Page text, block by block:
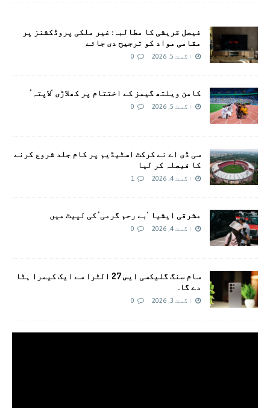
فیصل قریشی کا مطالبہ: غیر ملکی پروڈکشنز پر
مقامی مواد کو ترجیح دی جائے
اگست 5, 2026 0
کامن ویلتھ گیمز کے اختتام پر کھلاڑی ‘لاپتہ’
اگست 5, 2026 0
سی ڈی اے نے کرکٹ اسٹیڈیم پر کام جلد شروع کرنے
کا فیصلہ کر لیا
اگست 4, 2026 1
مشرقی ایشیا ‘بے رحم گرمی’ کی لپیٹ میں
اگست 4, 2026 0
سام سنگ گلیکسی ایس 27 الٹرا سے ایک کیمرا ہٹا
دے گا.
اگست 3, 2026 0